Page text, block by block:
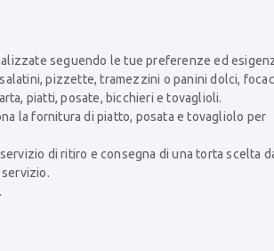
seguendo le tue preferenze ed
pizzette, tramezzini o panini dolci,
piatti, posate, bicchieri e tovaglioli.
la fornitura di piatto, posata e tovagliolo per
di ritiro e consegna di una torta scelta